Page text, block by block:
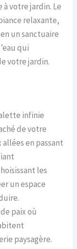
votre jardin. Le
relaxante,
un sanctuaire
qui
votre jardin.
infinie
de votre
en passant
les
un espace
paix où
paysagère.